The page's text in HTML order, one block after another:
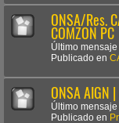
ONSA/Res.
COMZON PC
Último mensaje
Publicado en
ONSA
Último mensaje
Publicado en